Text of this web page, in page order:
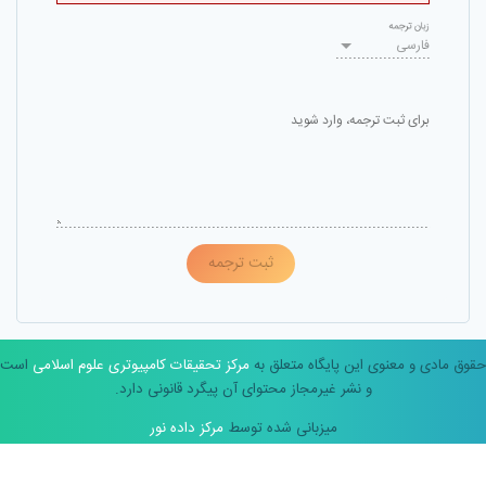
فارسی
زبان ترجمه
برای ثبت ترجمه، وارد شوید
ثبت ترجمه
حقوق مادی و معنوی این پایگاه متعلق به مرکز تحقیقات کامپیوتری علوم اسلامی است
و نشر غیرمجاز محتوای آن پیگرد قانونی دارد.
میزبانی شده توسطمرکز داده نور